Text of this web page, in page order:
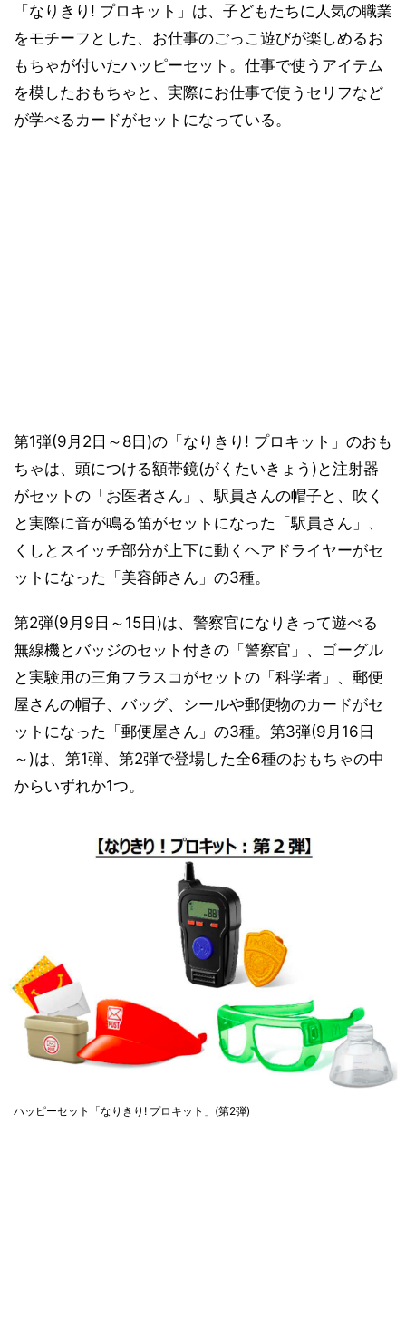
「なりきり! プロキット」は、子どもたちに人気の職業
をモチーフとした、お仕事のごっこ遊びが楽しめるお
もちゃが付いたハッピーセット。仕事で使うアイテム
を模したおもちゃと、実際にお仕事で使うセリフなど
が学べるカードがセットになっている。
第1弾(9月2日～8日)の「なりきり! プロキット」のおも
ちゃは、頭につける額帯鏡(がくたいきょう)と注射器
がセットの「お医者さん」、駅員さんの帽子と、吹く
と実際に音が鳴る笛がセットになった「駅員さん」、
くしとスイッチ部分が上下に動くヘアドライヤーがセ
ットになった「美容師さん」の3種。
第2弾(9月9日～15日)は、警察官になりきって遊べる
無線機とバッジのセット付きの「警察官」、ゴーグル
と実験用の三角フラスコがセットの「科学者」、郵便
屋さんの帽子、バッグ、シールや郵便物のカードがセ
ットになった「郵便屋さん」の3種。第3弾(9月16日
～)は、第1弾、第2弾で登場した全6種のおもちゃの中
からいずれか1つ。
ハッピーセット「なりきり! プロキット」(第2弾)